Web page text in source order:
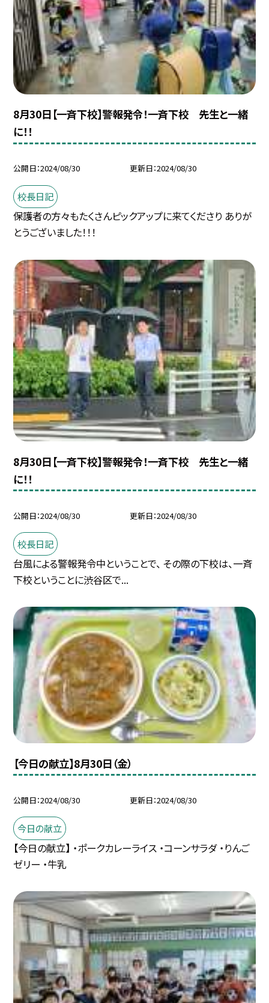
8月30日【一斉下校】警報発令！一斉下校 先生と一緒
に！！
公開日 2024/08/30 更新日 2024/08/30
校長日記
保護者の方々もたくさんピックアップに来てくださり ありが
とうございました！！！
8月30日【一斉下校】警報発令！一斉下校 先生と一緒
に！！
公開日 2024/08/30 更新日 2024/08/30
校長日記
台風による警報発令中ということで、 その際の下校は、一斉
下校ということに渋谷区で...
【今日の献立】8月30日（金）
公開日 2024/08/30 更新日 2024/08/30
今日の献立
【今日の献立】 ・ポークカレーライス ・コーンサラダ ・りんご
ゼリー ・牛乳